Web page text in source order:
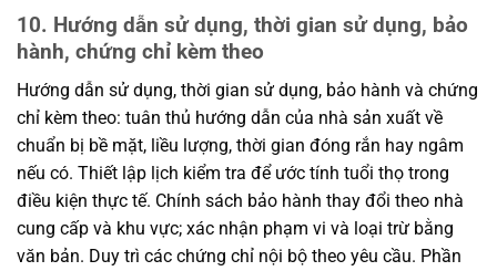
10. Hướng dẫn sử dụng, thời gian sử dụng, bảo
hành, chứng chỉ kèm theo
Hướng dẫn sử dụng, thời gian sử dụng, bảo hành và chứng
chỉ kèm theo: tuân thủ hướng dẫn của nhà sản xuất về
chuẩn bị bề mặt, liều lượng, thời gian đóng rắn hay ngâm
nếu có. Thiết lập lịch kiểm tra để ước tính tuổi thọ trong
điều kiện thực tế. Chính sách bảo hành thay đổi theo nhà
cung cấp và khu vực; xác nhận phạm vi và loại trừ bằng
văn bản. Duy trì các chứng chỉ nội bộ theo yêu cầu. Phần